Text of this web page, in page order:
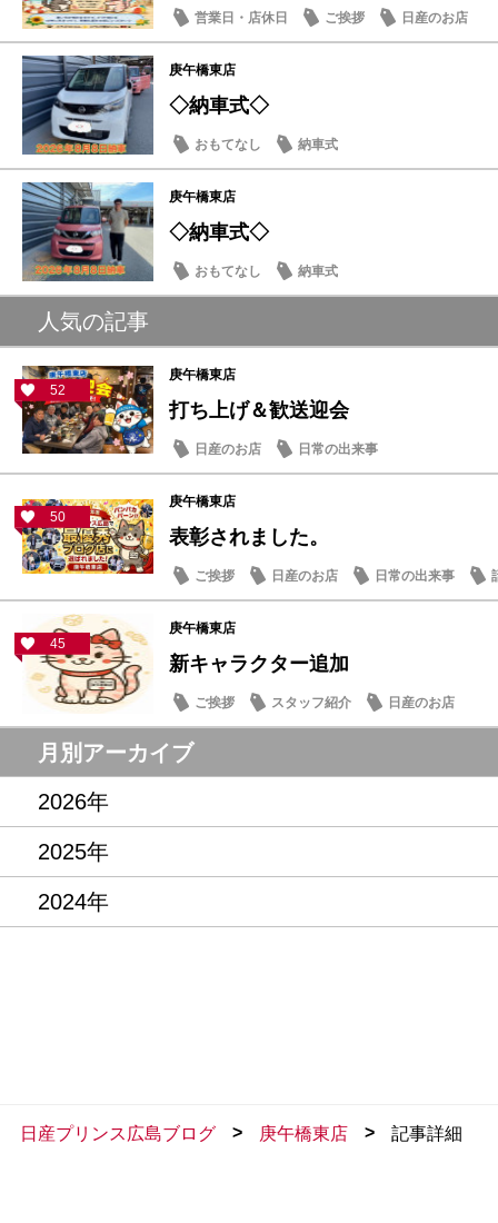
営業日・店休日 ご挨拶 日産のお店
庚午橋東店
◇納車式◇
おもてなし 納車式
庚午橋東店
◇納車式◇
おもてなし 納車式
人気の記事
52
庚午橋東店
打ち上げ＆歓送迎会
日産のお店 日常の出来事
50
庚午橋東店
表彰されました。
ご挨拶 日産のお店 日常の出来事
45
庚午橋東店
新キャラクター追加
ご挨拶 スタッフ紹介 日産のお店
月別アーカイブ
2026年
2025年
2024年
日産プリンス広島ブログ > 庚午橋東店 > 記事詳細